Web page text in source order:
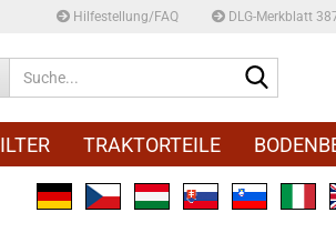
Hilfestellung/FAQ DLG-Merkblatt
TRAKTORTEILE